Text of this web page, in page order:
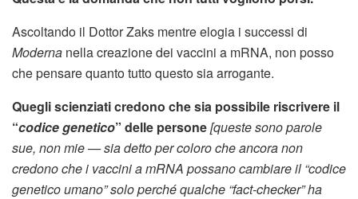
Ascoltando il Dottor Zaks mentre elogia i successi di
Moderna nella creazione dei vaccini a mRNA, non posso
che pensare quanto tutto questo sia arrogante.
Quegli scienziati credono che sia possibile riscrivere il
“codice genetico” delle persone[queste sono parole
sue, non mie — sia detto per coloro che ancora non
credono che i vaccini a mRNA possano cambiare il “codice
genetico umano” solo perché qualche “fact-checker” ha